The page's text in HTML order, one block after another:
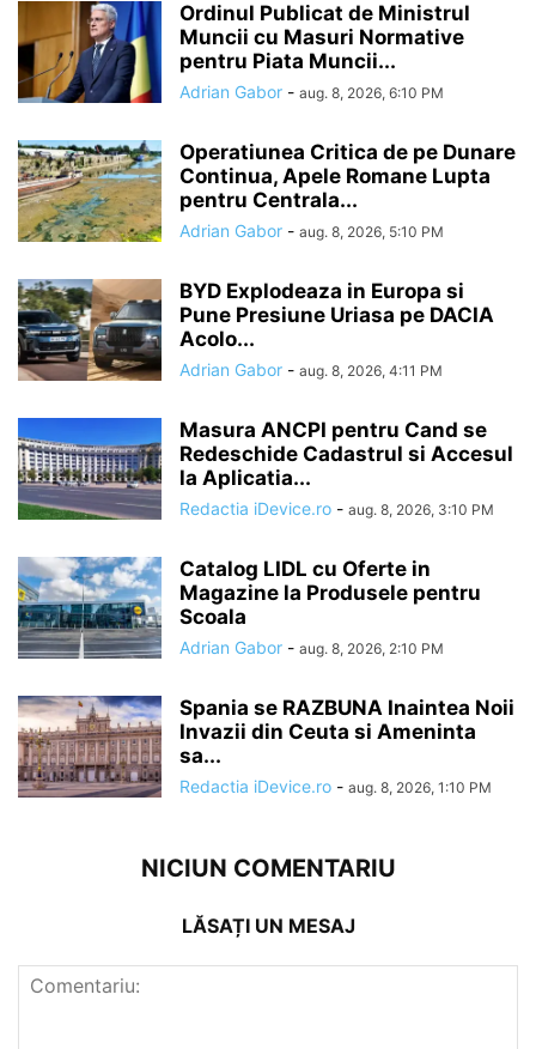
Ordinul Publicat de Ministrul
Muncii cu Masuri Normative
pentru Piata Muncii...
Adrian Gabor - aug. 8, 2026, 6:10 PM
Operatiunea Critica de pe Dunare
Continua, Apele Romane Lupta
pentru Centrala...
Adrian Gabor - aug. 8, 2026, 5:10 PM
BYD Explodeaza in Europa si
Pune Presiune Uriasa pe DACIA
Acolo...
Adrian Gabor - aug. 8, 2026, 4:11 PM
Masura ANCPI pentru Cand se
Redeschide Cadastrul si Accesul
la Aplicatia...
Redactia iDevice.ro - aug. 8, 2026, 3:10 PM
Catalog LIDL cu Oferte in
Magazine la Produsele pentru
Scoala
Adrian Gabor - aug. 8, 2026, 2:10 PM
Spania se RAZBUNA Inaintea Noii
Invazii din Ceuta si Ameninta
sa...
Redactia iDevice.ro - aug. 8, 2026, 1:10 PM
NICIUN COMENTARIU
LĂSAȚI UN MESAJ